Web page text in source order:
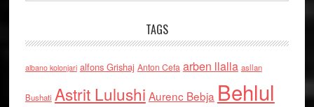
TAGS
albano kolonjari alfons Grishaj Anton Cefa arben llalla asllan
Bushati Astrit Lulushi Aurenc Bebja Behlul